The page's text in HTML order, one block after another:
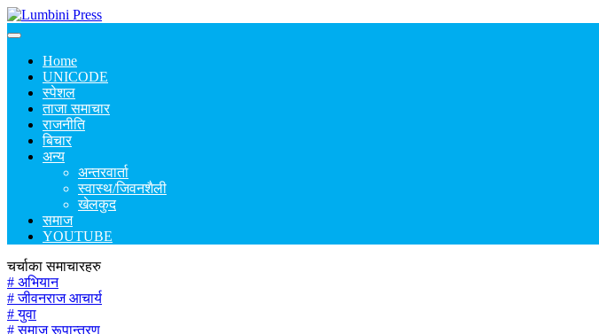
Home
UNICODE
स्पेशल
ताजा समाचार
राजनीति
बिचार
अन्य
अन्तरवार्ता
स्वास्थ/जिवनशैली
खेलकुद
समाज
YOUTUBE
चर्चाका समाचारहरु
# अभियान
# जीवनराज आचार्य
# युवा
# समाज रूपान्तरण